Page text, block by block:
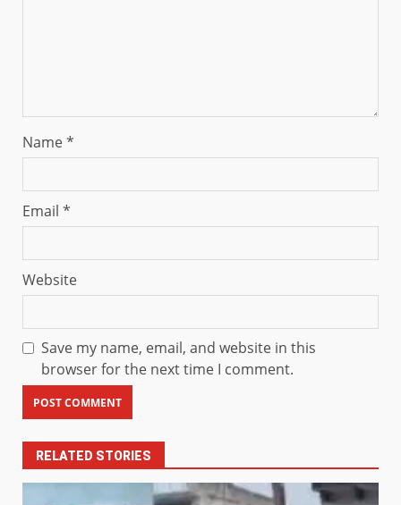
Name*
Email *
Website
Save my name, email, and website in this
browser for the next time I comment.
RELATED STORIES